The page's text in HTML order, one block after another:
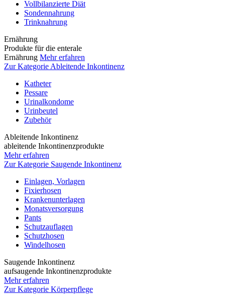
Vollbilanzierte Diät
Sondennahrung
Trinknahrung
Ernährung
Produkte für die enterale
Ernährung Mehr erfahren
Zur Kategorie Ableitende Inkontinenz
Katheter
Pessare
Urinalkondome
Urinbeutel
Zubehör
Ableitende Inkontinenz
ableitende Inkontinenzprodukte
Mehr erfahren
Zur Kategorie Saugende Inkontinenz
Einlagen, Vorlagen
Fixierhosen
Krankenunterlagen
Monatsversorgung
Pants
Schutzauflagen
Schutzhosen
Windelhosen
Saugende Inkontinenz
aufsaugende Inkontinenzprodukte
Mehr erfahren
Zur Kategorie Körperpflege